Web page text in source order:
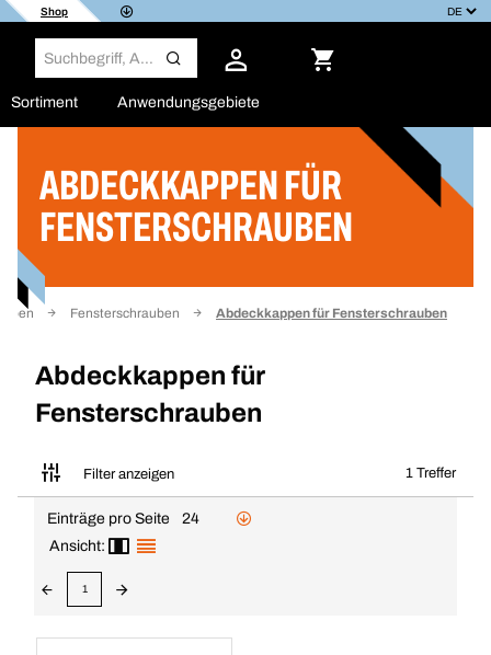
Shop
Sortiment Anwendungsgebiete
ABDECKKAPPEN FÜR
FENSTERSCHRAUBEN
Fensterschrauben Abdeckkappen für Fensterschrauben
Abdeckkappen für
Fensterschrauben
Filter anzeigen 1 Treffer
Filter
Einträge pro Seite
24
Ansicht:
1